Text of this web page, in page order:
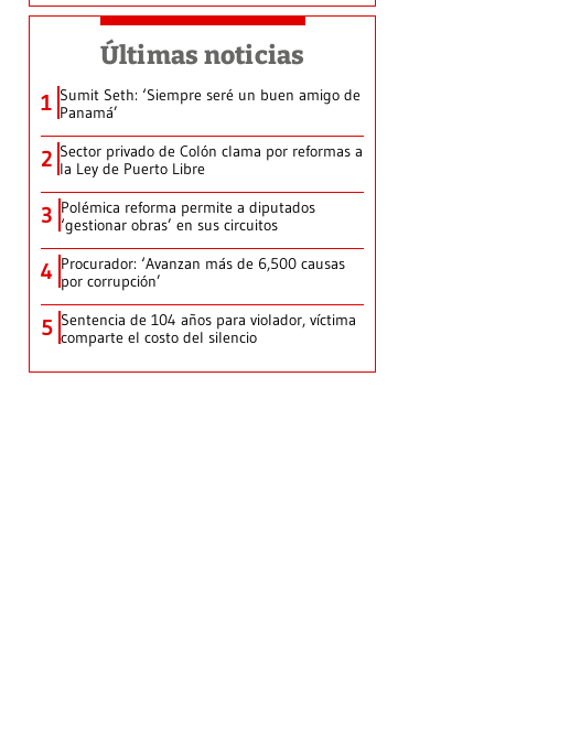
Últimas noticias
1 Sumit Seth: ‘Siempre seré un buen amigo de
Panamá’
2 Sector privado de Colón clama por reformas a
la Ley de Puerto Libre
3 Polémica reforma permite a diputados
‘gestionar obras’ en sus circuitos
4 Procurador: ‘Avanzan más de 6,500 causas
por corrupción’
5 Sentencia de 104 años para violador, víctima
comparte el costo del silencio